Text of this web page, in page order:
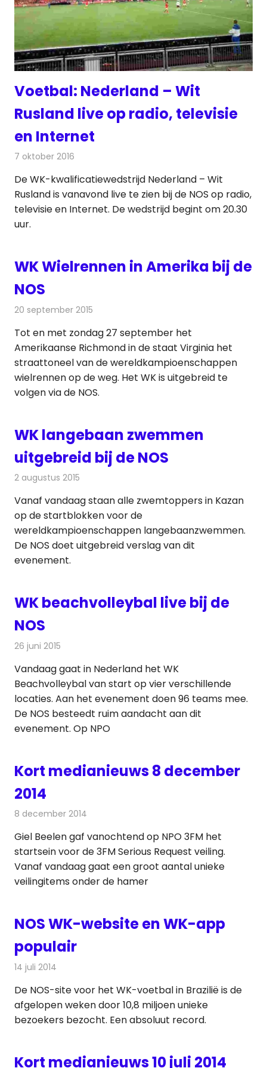
Voetbal: Nederland – Wit
Rusland live op radio, televisie
en Internet
7 oktober 2016
De WK-kwalificatiewedstrijd Nederland – Wit
Rusland is vanavond live te zien bij de NOS op radio,
televisie en Internet. De wedstrijd begint om 20.30
uur.
WK Wielrennen in Amerika bij de
NOS
20 september 2015
Tot en met zondag 27 september het
Amerikaanse Richmond in de staat Virginia het
straattoneel van de wereldkampioenschappen
wielrennen op de weg. Het WK is uitgebreid te
volgen via de NOS.
WK langebaan zwemmen
uitgebreid bij de NOS
2 augustus 2015
Vanaf vandaag staan alle zwemtoppers in Kazan
op de startblokken voor de
wereldkampioenschappen langebaanzwemmen.
De NOS doet uitgebreid verslag van dit
evenement.
WK beachvolleybal live bij de
NOS
26 juni 2015
Vandaag gaat in Nederland het WK
Beachvolleybal van start op vier verschillende
locaties. Aan het evenement doen 96 teams mee.
De NOS besteedt ruim aandacht aan dit
evenement. Op NPO
Kort medianieuws 8 december
2014
8 december 2014
Giel Beelen gaf vanochtend op NPO 3FM het
startsein voor de 3FM Serious Request veiling.
Vanaf vandaag gaat een groot aantal unieke
veilingitems onder de hamer
NOS WK-website en WK-app
populair
14 juli 2014
De NOS-site voor het WK-voetbal in Brazilië is de
afgelopen weken door 10,8 miljoen unieke
bezoekers bezocht. Een absoluut record.
Kort medianieuws 10 juli 2014